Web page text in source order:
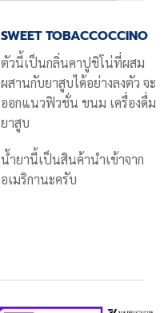
SWEET TOBACCOCCINO
ตัวนี้เป็นกลิ่นคาปูชิโน่ที่ผสม
ผสานกับยาสูบได้อย่างลงตัว จะ
ออกแนวฟิวชั่น ขนม เครื่องดื่ม
ยาสูบ
น้ำยานี้เป็นสินค้านำเข้าจาก
อเมริกานะครับ